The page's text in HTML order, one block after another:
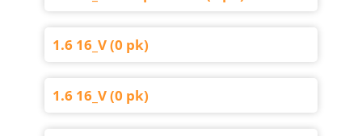
1.6 16_V (0 pk)
1.6 16_V (0 pk)